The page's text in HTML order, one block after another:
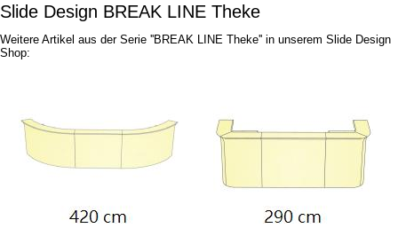
Slide Design BREAK LINE Theke
Weitere Artikel aus der Serie ''BREAK LINE Theke'' in unserem Slide Design
Shop: